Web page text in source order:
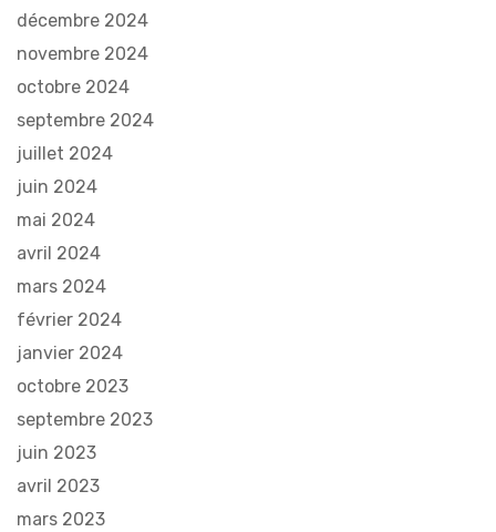
décembre 2024
novembre 2024
octobre 2024
septembre 2024
juillet 2024
juin 2024
mai 2024
avril 2024
mars 2024
février 2024
janvier 2024
octobre 2023
septembre 2023
juin 2023
avril 2023
mars 2023